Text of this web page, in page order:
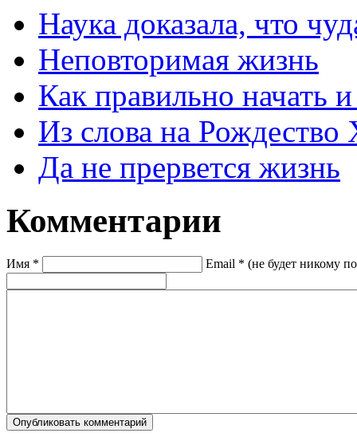
Наука доказала, что
Неповторимая жизнь
Как правильно начать
Из слова на Рождество
Да не прервется жизнь
Комментарии
Имя * Email * (не будет никому